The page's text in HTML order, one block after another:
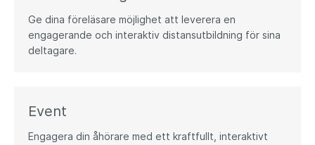
Ge dina föreläsare möjlighet att leverera en
engagerande och interaktiv distansutbildning för sina
deltagare.
Event
Engagera din åhörare med ett kraftfullt, interaktivt